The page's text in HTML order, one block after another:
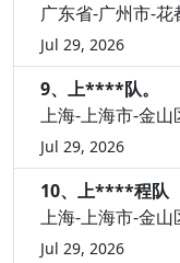
广东省-广州市-花
Jul 29, 2026
9、上****队。
上海-上海市-金山
Jul 29, 2026
10、上****程队
上海-上海市-金山
Jul 29, 2026